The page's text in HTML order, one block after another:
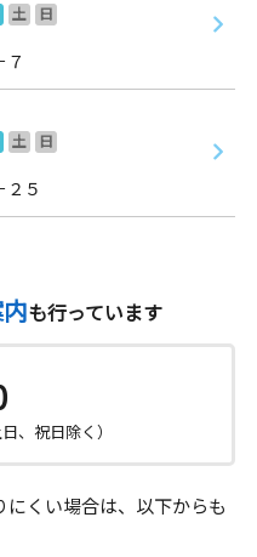
土
日
土
日
５
も行っています
、祝日除く）
くい場合は、以下からも